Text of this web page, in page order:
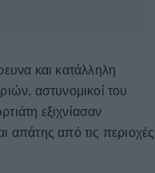
και κατάλληλη
αστυνομικοί του
εξιχνίασαν
απάτης από τις περιοχές